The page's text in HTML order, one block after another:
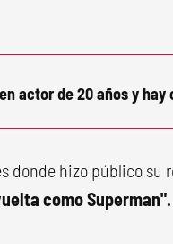
actor de 20 años y hay
donde hizo público su
como Superman".